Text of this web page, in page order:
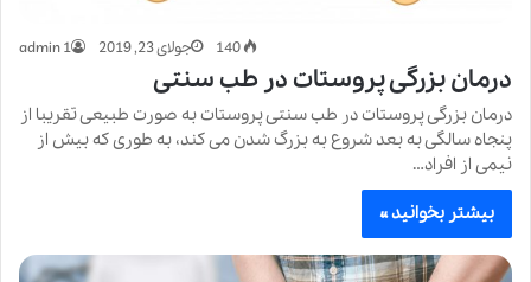
admin 1 جولای 23, 2019
درمان بزرگی پروستات در طب سنتی
درمان بزرگی پروستات در طب سنتی پروستات به صورت طبیعی تقریبا از
پنجاه سالگی به بعد شروع به بزرگ شدن می کند، به طوری که بیش از
نیمی از افراد…
بیشتر بخوانید »